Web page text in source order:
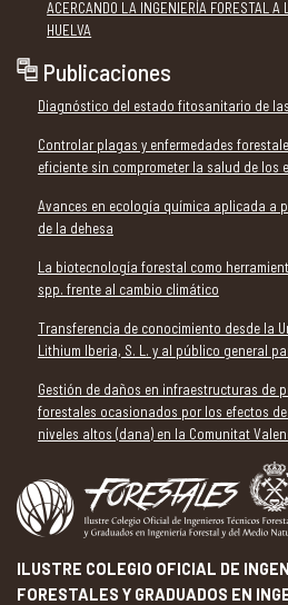
ACERCANDO LA INGENIERÍA FORESTAL A
HUELVA
Publicaciones
Diagnóstico del estado fitosanitario de
Controlar plagas y enfermedades
eficiente sin comprometer la salud de los
Avances en ecología química aplicada a
de la dehesa
La biotecnología forestal como
spp. frente al cambio climático
Transferencia de conocimiento desde la
Lithium Iberia, S. L. y al público general
Gestión de daños en infraestructuras de
forestales ocasionados por los efectos
niveles altos (dana) en la Comunitat
ILUSTRE COLEGIO OFICIAL DE
FORESTALES Y GRADUADOS EN